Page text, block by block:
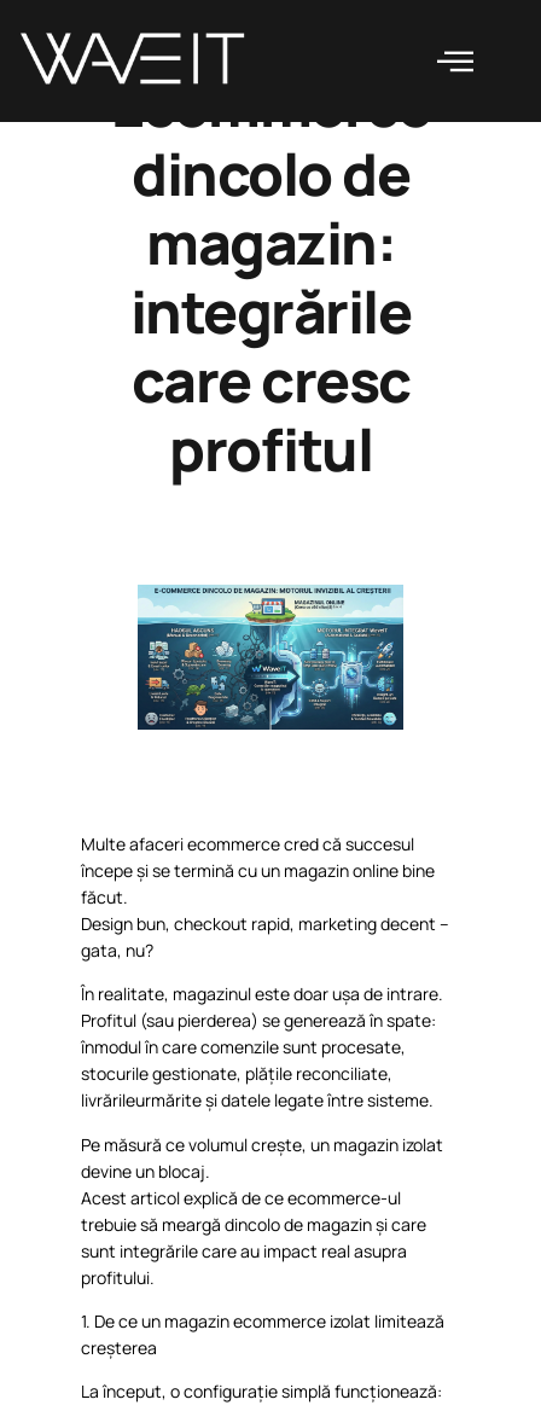
Ecommerce
dincolo de
magazin:
integrările
care cresc
profitul
Multeafaceriecommerce credcă succesul
începeșisetermină cu un magazinonline bine
făcut.
Design bun, checkout rapid, marketing decent –
gata, nu?
În realitate, magazinulestedoarușa de intrare.
Profitul (sau pierderea) segenerează înspate:
înmodulîncarecomenzilesunt procesate,
stocurilegestionate, plățile reconciliate,
livrărileurmăriteșidatele legateîntresisteme.
Pe măsură cevolumulcrește, un magazin izolat
devineun blocaj.
Acest articolexplică deceecommerce-ul
trebuiesă meargă dincolode magazinșicare
sunt integrărilecare au impact realasupra
profitului.
1. Deceun magazinecommerce izolat limitează
creșterea
Laînceput, oconfigurațiesimplă funcționează: